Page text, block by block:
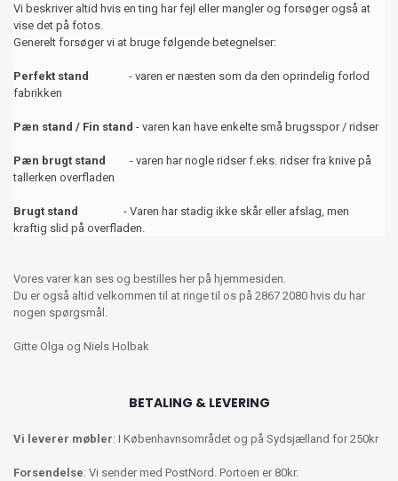
Vi beskriver altid hvis en ting har fejl eller mangler og forsøger også at
vise det på fotos.
Generelt forsøger vi at bruge følgende betegnelser:
Perfekt stand - varen er næsten som da den oprindelig forlod
fabrikken
Pæn stand / Fin stand - varen kan have enkelte små brugsspor / ridser
Pæn brugt stand
- varen har nogle ridser f.eks. ridser fra knive på
tallerken overfladen
Brugt stand
- Varen har stadig ikke skår eller afslag, men
kraftig slid på overfladen.
Vores varer kan ses og bestilles her på hjemmesiden.
Du er også altid velkommen til at ringe til os på 2867 2080 hvis du har
nogen spørgsmål.
Gitte Olga og Niels Holbak
BETALING & LEVERING
Vi leverer møbler: I Københavnsområdet og på Sydsjælland for 250kr
Forsendelse: Vi sender med PostNord. Portoen er 80kr.